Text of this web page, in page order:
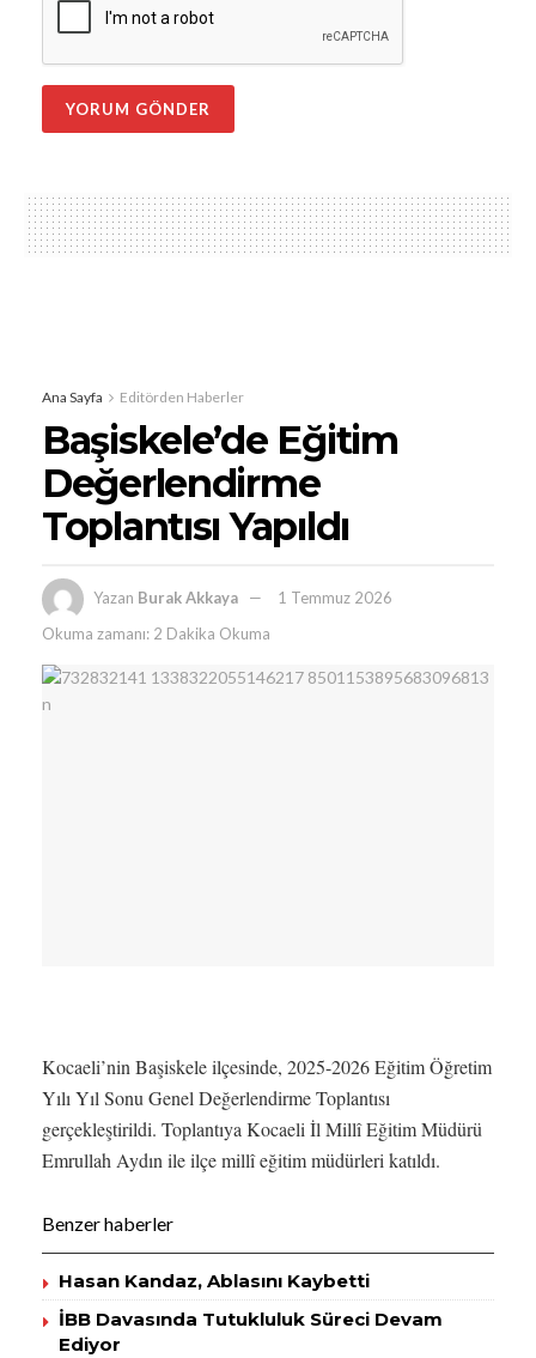
Ana Sayfa Editörden Haberler
Başiskele’de Eğitim
Değerlendirme
Toplantısı Yapıldı
Yazan Burak Akkaya
1 Temmuz 2026
Okuma zamanı: 2 Dakika Okuma
Kocaeli’nin Başiskele ilçesinde, 2025-2026 Eğitim Öğretim
Yılı Yıl Sonu Genel Değerlendirme Toplantısı
gerçekleştirildi. Toplantıya Kocaeli İl Millî Eğitim Müdürü
Emrullah Aydın ile ilçe millî eğitim müdürleri katıldı.
Benzer haberler
Hasan Kandaz, Ablasını Kaybetti
İBB Davasında Tutukluluk Süreci Devam
Ediyor